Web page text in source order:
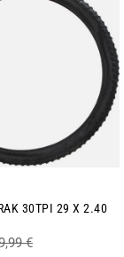
30TPI 29 X 2.40
€